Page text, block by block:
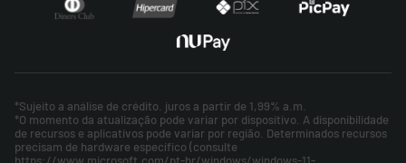
*Sujeito a análise de crédito. juros a partir de 1,99% a.m.
*O momento da atualização pode variar por dispositivo. A disponibilidade
de recursos e aplicativos pode variar por região. Determinados recursos
precisam de hardware específico (consulte